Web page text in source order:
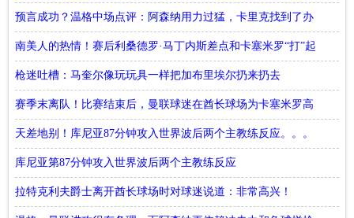
赛
预言成功？温格中场点评：阿森纳用力过猛，卡里克找到了办
法！
南美人的热情！赛后利桑德罗·马丁内斯差点和卡塞米罗“打”起
来
枪迷吐槽：马奎尔像玩玩具一样把加布里埃尔扔来扔去
赛季末离队！比赛结束后，曼联球迷在酋长球场为卡塞米罗高
唱赞歌
天差地别！库尼亚87分钟攻入世界波后两个主教练反应。。。
库尼亚第87分钟攻入世界波后两个主教练反应
拉特克利夫爵士离开酋长球场时对球迷说道：非常高兴！